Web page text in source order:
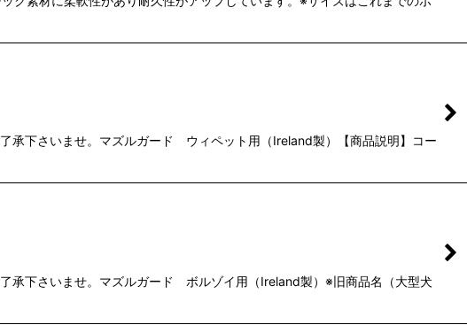
承下さいませ。マズルガード ウィペット用（Ireland製）【商品説明】コー
承下さいませ。マズルガード ボルゾイ用（Ireland製）※旧商品名（大型犬